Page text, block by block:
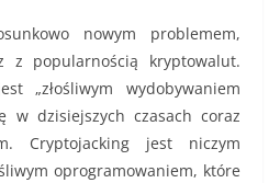
nowym problemem,
z popularnością kryptowalut.
„złośliwym wydobywaniem
w dzisiejszych czasach coraz
Cryptojacking jest niczym
oprogramowaniem, które